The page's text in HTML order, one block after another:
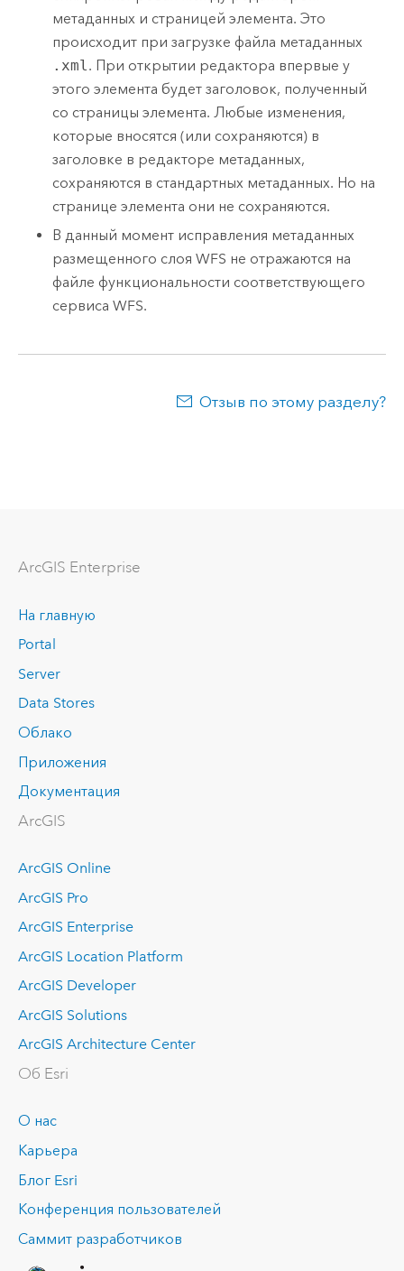
метаданных и страницей элемента. Это
происходит при загрузке файла метаданных
.xml . При открытии редактора впервые у
этого элемента будет заголовок, полученный
со страницы элемента. Любые изменения,
которые вносятся (или сохраняются) в
заголовке в редакторе метаданных,
сохраняются в стандартных метаданных. Но на
странице элемента они не сохраняются.
В данный момент исправления метаданных
размещенного слоя WFS не отражаются на
файле функциональности соответствующего
сервиса WFS.
Отзыв по этому разделу?
ArcGIS Enterprise
На главную
Portal
Server
Data Stores
Облако
Приложения
Документация
ArcGIS
ArcGIS Online
ArcGIS Pro
ArcGIS Enterprise
ArcGIS Location Platform
ArcGIS Developer
ArcGIS Solutions
ArcGIS Architecture Center
Об Esri
О нас
Карьера
Блог Esri
Конференция пользователей
Саммит разработчиков